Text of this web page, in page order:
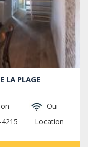
LA PLAGE
Oui
Location